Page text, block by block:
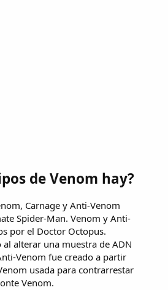
de Venom hay?
Carnage y Anti-Venom
Spider-Man. Venom y Anti-
por el Doctor Octopus.
alterar una muestra de ADN
Venom fue creado a partir
usada para contrarrestar
Venom.